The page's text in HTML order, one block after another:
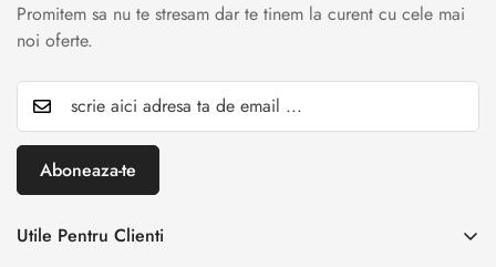
Promitem sa nu te stresam dar te tinem la curent cu cele mai
noi oferte.
Aboneaza-te
Utile Pentru Clienti